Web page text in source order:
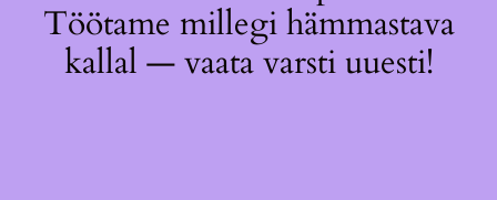
Töötame millegi hämmastava
kallal — vaata varsti uuesti!